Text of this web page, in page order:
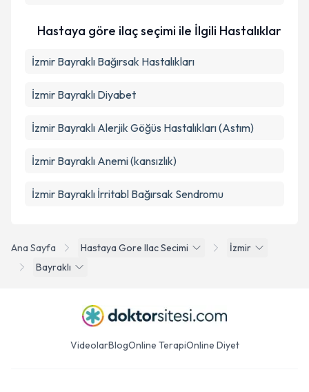
Ana Sayfa Hastaya Gore Ilac Secimi
İzmir
Bayraklı
Hastaya göre ilaç seçimi ile İlgili Hastalıklar
İzmir Bayraklı Bağırsak Hastalıkları
İzmir Bayraklı Diyabet
İzmir Bayraklı Alerjik Göğüs Hastalıkları (Astım)
İzmir Bayraklı Anemi (kansızlık)
İzmir Bayraklı İrritabl Bağırsak Sendromu
VideolarBlogOnline TerapiOnline Diyet